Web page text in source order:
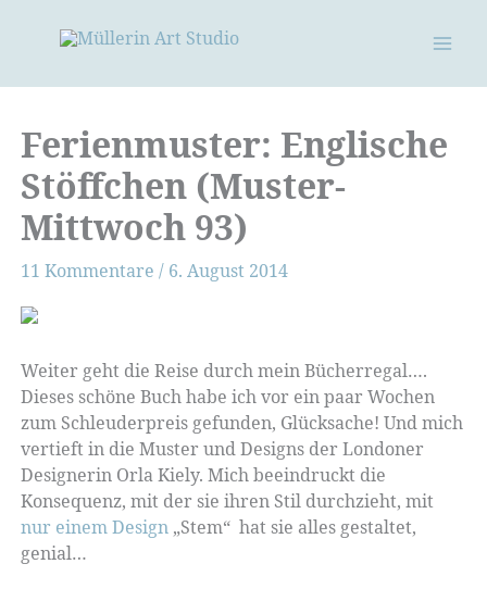
Ferienmuster: Englische
Stöffchen (Muster-
Mittwoch 93)
11 Kommentare / 6. August 2014
Weiter geht die Reise durch mein Bücherregal….
Dieses schöne Buch habe ich vor ein paar Wochen
zum Schleuderpreis gefunden, Glücksache! Und mich
vertieft in die Muster und Designs der Londoner
Designerin Orla Kiely. Mich beeindruckt die
Konsequenz, mit der sie ihren Stil durchzieht, mit
nur einem Design„Stem“ hat sie alles gestaltet,
genial…